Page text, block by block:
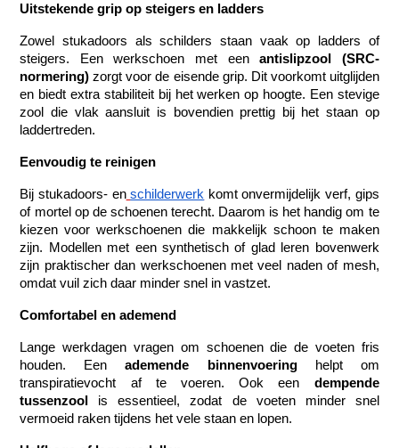
Uitstekende grip op steigers en ladders
Zowel stukadoors als schilders staan vaak op ladders of
steigers. Een werkschoen met een antislipzool (SRC-
normering) zorgt voor de eisende grip. Dit voorkomt uitglijden
en biedt extra stabiliteit bij het werken op hoogte. Een stevige
zool die vlak aansluit is bovendien prettig bij het staan op
laddertreden.
Eenvoudig te reinigen
Bij stukadoors- en schilderwerk komt onvermijdelijk verf, gips
of mortel op de schoenen terecht. Daarom is het handig om te
kiezen voor werkschoenen die makkelijk schoon te maken
zijn. Modellen met een synthetisch of glad leren bovenwerk
zijn praktischer dan werkschoenen met veel naden of mesh,
omdat vuil zich daar minder snel in vastzet.
Comfortabel en ademend
Lange werkdagen vragen om schoenen die de voeten fris
houden. Een ademende binnenvoering helpt om
transpiratievocht af te voeren. Ook een dempende
tussenzool
is essentieel, zodat de voeten minder snel
vermoeid raken tijdens het vele staan en lopen.